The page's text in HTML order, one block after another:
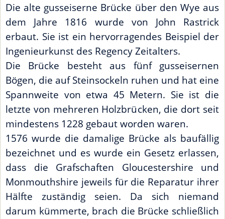
Die alte gusseiserne Brücke über den Wye aus
dem Jahre 1816 wurde von John Rastrick
erbaut. Sie ist ein hervorragendes Beispiel der
Ingenieurkunst des Regency Zeitalters.
Die Brücke besteht aus fünf gusseisernen
Bögen, die auf Steinsockeln ruhen und hat eine
Spannweite von etwa 45 Metern. Sie ist die
letzte von mehreren Holzbrücken, die dort seit
mindestens 1228 gebaut worden waren.
1576 wurde die damalige Brücke als baufällig
bezeichnet und es wurde ein Gesetz erlassen,
dass die Grafschaften Gloucestershire und
Monmouthshire jeweils für die Reparatur ihrer
Hälfte zuständig seien. Da sich niemand
darum kümmerte, brach die Brücke schließlich